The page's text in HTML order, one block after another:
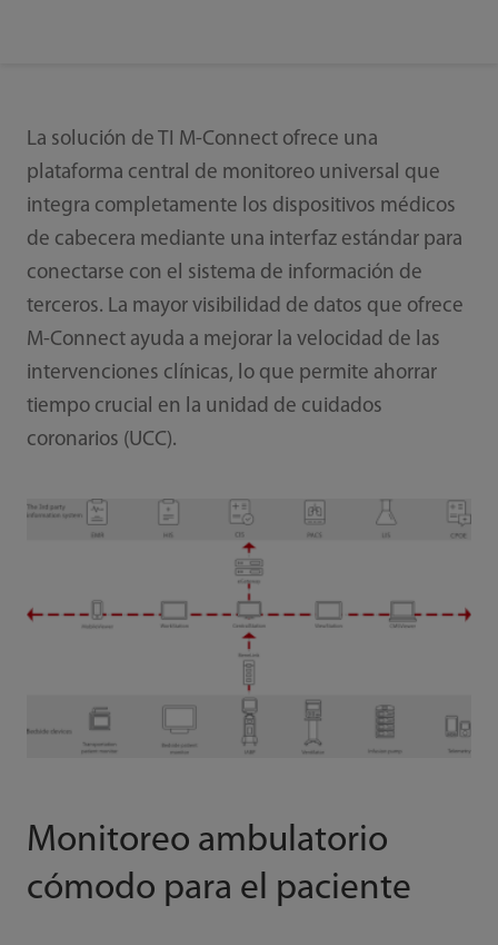
La solución de TI M-Connect ofrece una
plataforma central de monitoreo universal que
integra completamente los dispositivos médicos
de cabecera mediante una interfaz estándar para
conectarse con el sistema de información de
terceros. La mayor visibilidad de datos que ofrece
M-Connect ayuda a mejorar la velocidad de las
intervenciones clínicas, lo que permite ahorrar
tiempo crucial en la unidad de cuidados
coronarios (UCC).
Monitoreo ambulatorio
cómodo para el paciente